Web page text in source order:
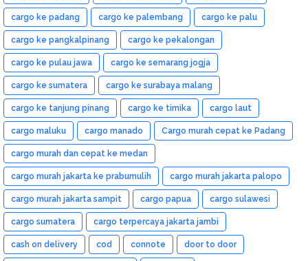
cargo ke padang cargo ke palembang cargo ke palu
cargo ke pangkalpinang cargo ke pekalongan
cargo ke pulau jawa cargo ke semarang jogja
cargo ke sumatera cargo ke surabaya malang
cargo ke tanjung pinang cargo ke timika cargo laut
cargo maluku cargo manado Cargo murah cepat ke Padang
cargo murah dan cepat ke medan
cargo murah jakarta ke prabumulih cargo murah jakarta palopo
cargo murah jakarta sampit cargo papua cargo sulawesi
cargo sumatera cargo terpercaya jakarta jambi
cash on delivery cod connote door to door